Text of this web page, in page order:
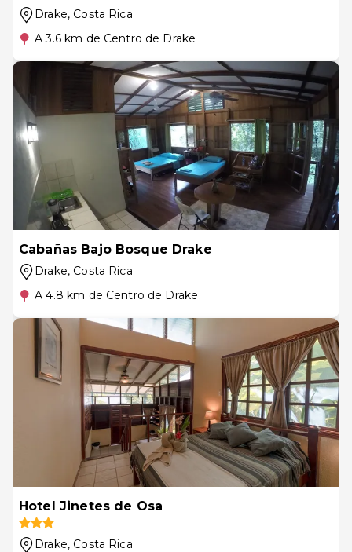
Drake, Costa Rica
A 3.6 km de Centro de Drake
Cabañas Bajo Bosque Drake
Drake, Costa Rica
A 4.8 km de Centro de Drake
Hotel Jinetes de Osa
Drake, Costa Rica